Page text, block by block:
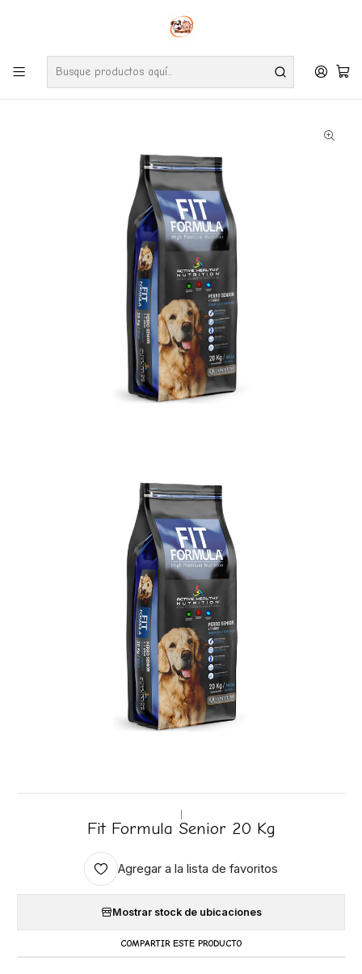
Envíos gratuitos por compras desde $24.990 en la RM (Comunas informadas
Ve nuestras zonas de cobertura diaria.
Inicio Perros Alimentos Fit Formula Fit Formula Senior 20 Kg
Fit Formula Senior 20 Kg
Agregar a la lista de favoritos
Mostrar stock de ubicaciones
COMPARTIR ESTE PRODUCTO